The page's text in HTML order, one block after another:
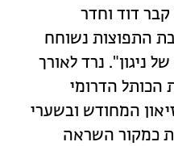
דוד וחדר
התפוצות נשוחח
ניגון". נרד לאורך
הכותל הדרומי
המחודש ובשערי
כמקור השראה